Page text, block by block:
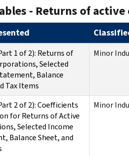
- Returns of
1 of 2): Returns of
Selected
Balance
Tax Items
Minor
2 of 2): Coefficients
for Returns of Active
Selected Income
Balance Sheet, and
Minor